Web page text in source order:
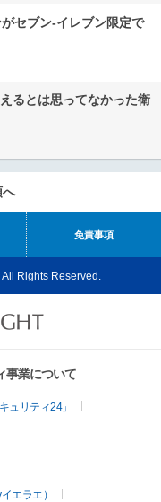
セブン‐イレブン限定で
るとは思ってなかった衛
へ
免責事項
Rights Reserved.
事業について
ュリティ24」
エラエ）